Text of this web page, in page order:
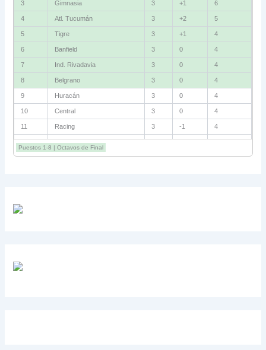
3 Gimnasia 3 +1 6
4 Atl. Tucumán 3 +2 5
5 Tigre 3 +1 4
6 Banfield 3 0 4
7 Ind. Rivadavia 3 0 4
8 Belgrano 3 0 4
9 Huracán 3 0 4
10 Central 3 0 4
11 Racing 3 -1 4
12 Estudiantes RC
13 Sarmiento 3 -1 3
Puestos 1-8 | Octavos de Final